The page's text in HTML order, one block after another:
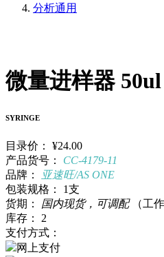
分析通用
微量进样器 50ul
SYRINGE
目录价：
¥24.00
产品货号：
CC-4179-11
品牌：
亚速旺/AS ONE
包装规格：
1支
货期：
国内现货，可调配
（工
库存：
2
支付方式：
网上支付